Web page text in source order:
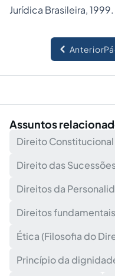
Jurídica Brasileira, 1999.
Anterior
Assuntos
Direito Constitucional
Direito das
Direitos da
Direitos
Ética (Filosofia do
Princípio da